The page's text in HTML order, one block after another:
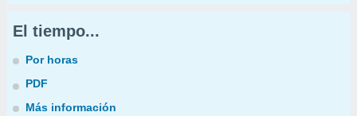
El tiempo...
Por horas
PDF
Más información